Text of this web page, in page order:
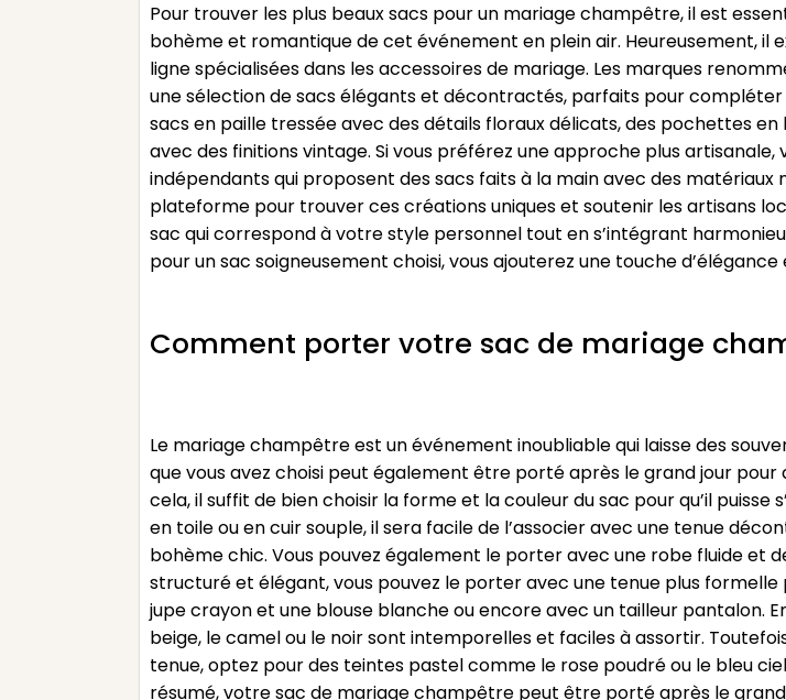
Pour trouver les plus beaux sacs pour un mariage champêtre, il est
bohème et romantique de cet événement en plein air. Heureusement, il
ligne spécialisées dans les accessoires de mariage. Les marques
une sélection de sacs élégants et décontractés, parfaits pour
sacs en paille tressée avec des détails floraux délicats, des pochettes
avec des finitions vintage. Si vous préférez une approche plus
indépendants qui proposent des sacs faits à la main avec des
plateforme pour trouver ces créations uniques et soutenir les artisans
sac qui correspond à votre style personnel tout en s’intégrant
pour un sac soigneusement choisi, vous ajouterez une touche
Comment porter votre sac de mariage
Le mariage champêtre est un événement inoubliable qui laisse des
que vous avez choisi peut également être porté après le grand jour
cela, il suffit de bien choisir la forme et la couleur du sac pour qu’il
en toile ou en cuir souple, il sera facile de l’associer avec une tenue
bohème chic. Vous pouvez également le porter avec une robe fluide et
structuré et élégant, vous pouvez le porter avec une tenue plus
jupe crayon et une blouse blanche ou encore avec un tailleur pantalon.
beige, le camel ou le noir sont intemporelles et faciles à assortir.
tenue, optez pour des teintes pastel comme le rose poudré ou le bleu
résumé, votre sac de mariage champêtre peut être porté après le